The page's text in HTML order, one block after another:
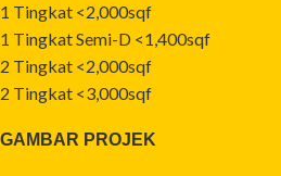
1 Tingkat <2,000sqf
1 Tingkat Semi-D <1,400sqf
2 Tingkat <2,000sqf
2 Tingkat <3,000sqf
GAMBAR PROJEK